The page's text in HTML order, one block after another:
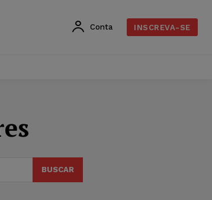
Conta INSCREVA-SE
BUSCAR